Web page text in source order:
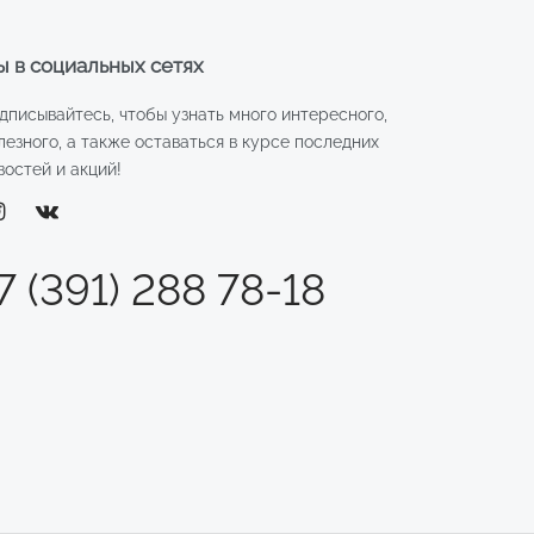
в социальных сетях
чтобы узнать много интересного,
а также оставаться в курсе последних
и акций!
(391) 288 78-18